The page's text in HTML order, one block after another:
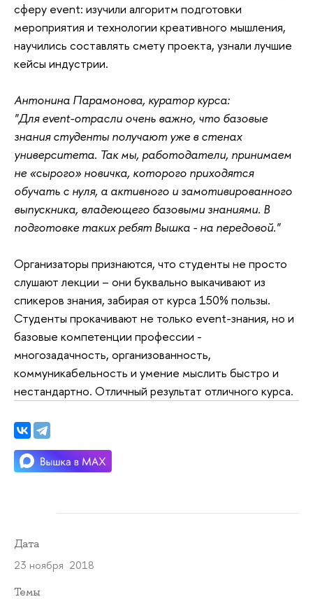
сферу event: изучили алгоритм подготовки
мероприятия и технологии креативного мышления,
научились составлять смету проекта, узнали лучшие
кейсы индустрии.
Антонина Парамонова, куратор курса:
"Для event-отрасли очень важно, что базовые
знания студенты получают уже в стенах
университета. Так мы, работодатели, принимаем
не «сырого» новичка, которого приходятся
обучать с нуля, а активного и замотивированного
выпускника, владеющего базовыми знаниями. В
подготовке таких ребят Вышка - на передовой."
Организаторы признаются, что студенты не просто
слушают лекции – они буквально выкачивают из
спикеров знания, забирая от курса 150% пользы.
Студенты прокачивают не только event-знания, но и
базовые компетенции профессии -
многозадачность, организованность,
коммуникабельность и умение мыслить быстро и
нестандартно. Отличный результат отличного курса.
Дата
23 ноября 2018
Темы